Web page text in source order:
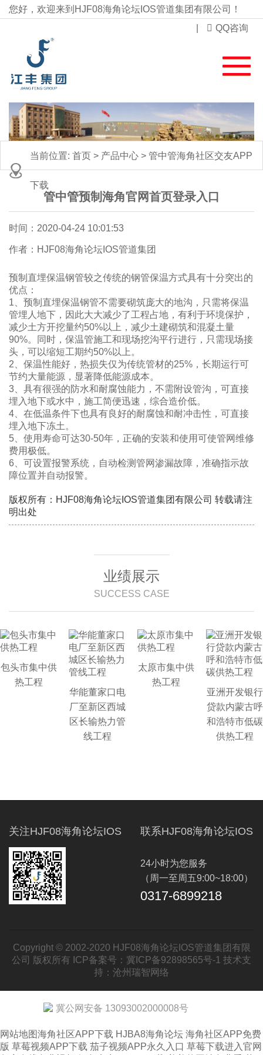
您好，欢迎来到HJF08海角论坛IOS管道集团有限公司！
QQ咨询
当前位置: 首页 > 产品中心 > 管中管海角社区交友APP
下载
管中管预制海角官网首页登录入口
时间：2020-04-24 10:01:53
作者：HJF08海角论坛IOS管道集团
预制直埋保温钢管较之传统的钢管保温方式具有十分突出的
优点：
1、预制直埋保温钢管不需要砌筑庞大的地沟，只需将保温
管埋人地下，因此大大减少了工程占地，有利于环境保护，
减少土方开挖量约50%以上，减少土建砌筑和混凝土量
90%。同时，保温管施工和现场挖沟平行进行，只需现场接
头，可以缩短工期约50%以上。
2、保温性能好，热损失仅为传统管材的25%，长期运行可
节约大量能源，显著降低能源成本。
3、具有很强的防水和耐腐蚀能力，不需附设管沟，可直接
埋入地下或水中，施工简便迅速，综合造价低。
4、在低温条件下也具有良好的耐腐蚀和耐冲击性，可直接
埋入地下冻土。
5、使用寿命可达30-50年，正确的安装和使用可使管网维修
费用极低。
6、可设置报警系统，自动检测管网渗漏故障，准确指示故
障位置并自动报警。
版权所有：HJF08海角论坛IOS管道集团有限公司 转载请注
明出处
业绩展示
SUCCESS CASE
包头市集中供
热工程
华能董家口电
厂至新区西城
区长输热力管
线工程
太原市集中供
热工程
亚洲开发银行
贷款内蒙古呼
和浩特市低碳
供热工程
关注HJF08海角论坛IOS 联系HJF08海角论坛IOS
24小时为您服务
（周一至周五9:00~18:00）
0317-6899218
Copyright © 2002-2020 HJF08海角论坛IOS管道集团有限
公司 版权所有 ICP备案号： 冀ICP备92898565号-1 技术支
持： 沧州瑞智网络
冀公网安备 13093002000008号
网站地图海角社区APP下载 HJBA8海角论坛 海角社区APP免费
版 草莓视频APP下载 茄子视频APP永久入口 草莓下载进入官网